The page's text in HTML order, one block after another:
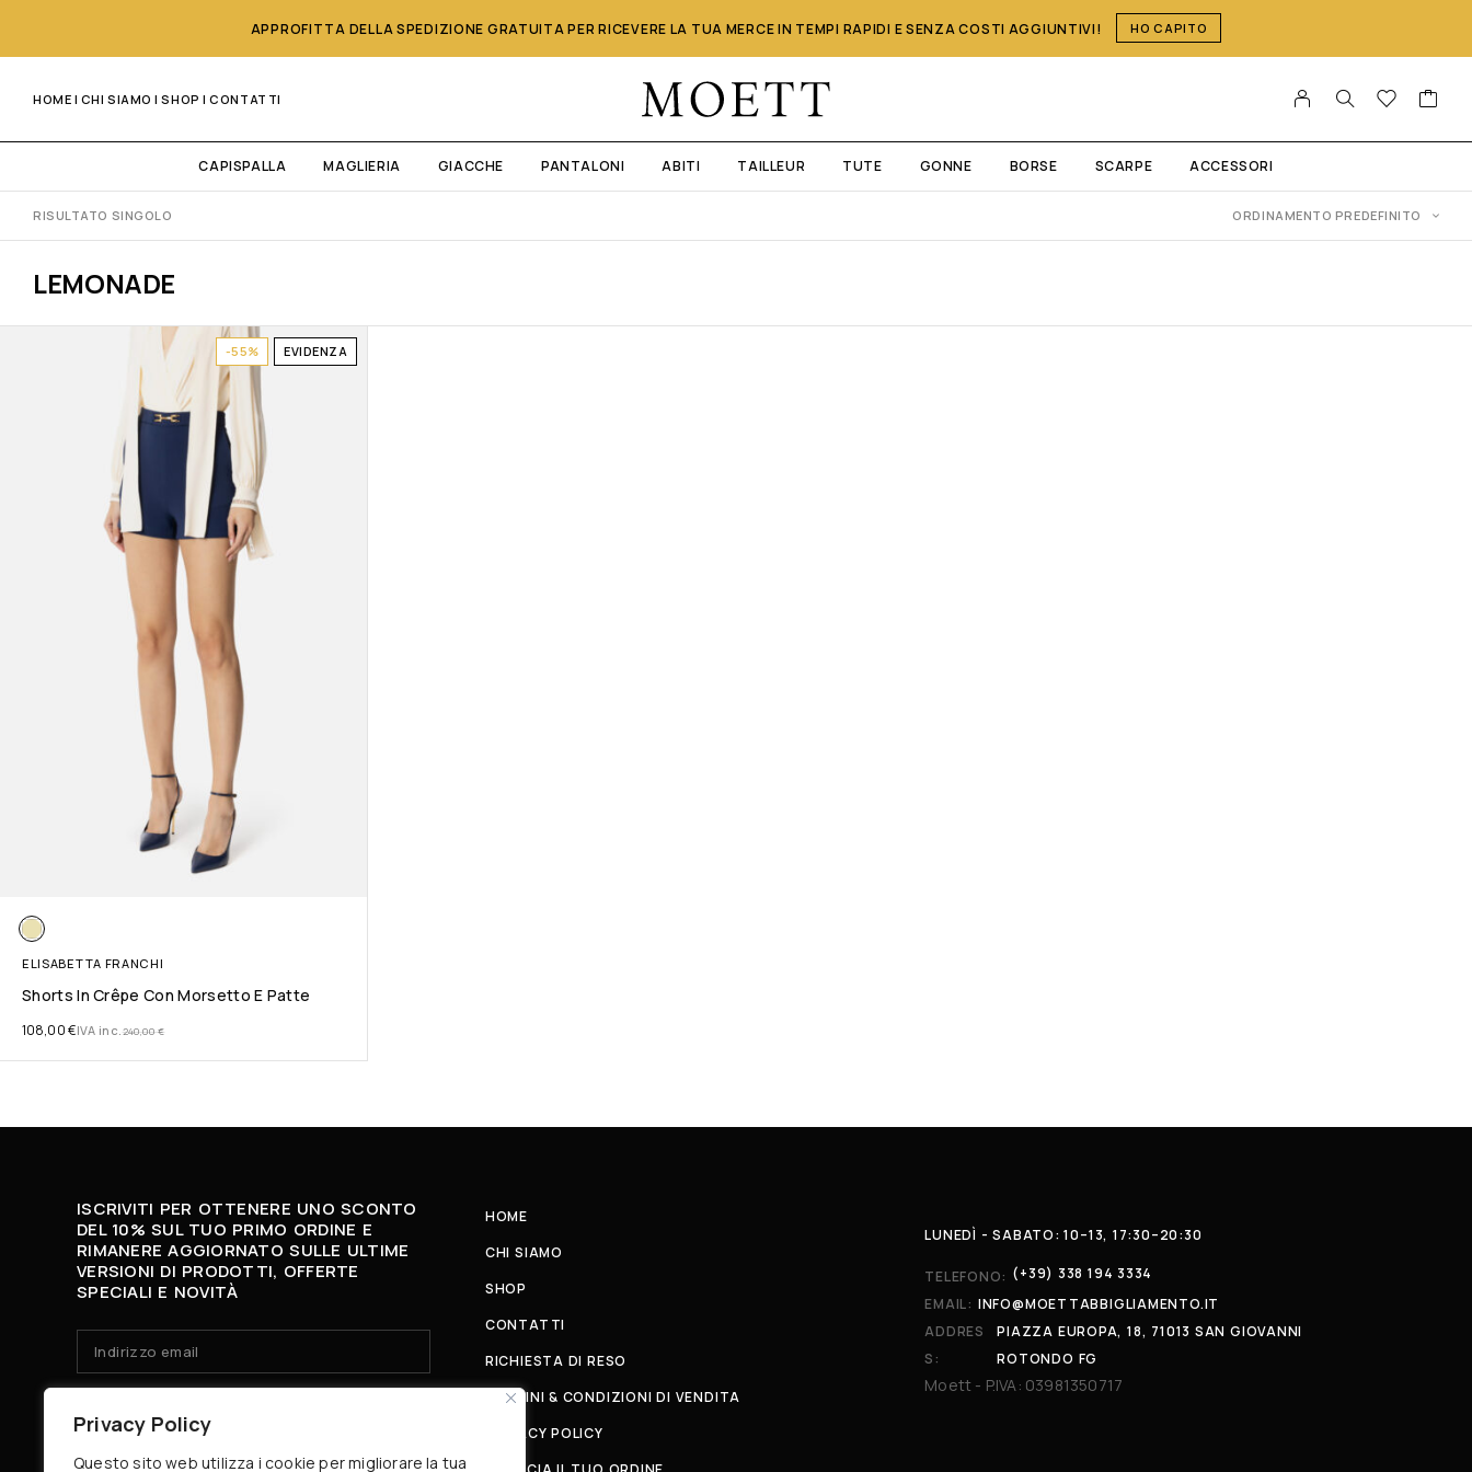
Privacy Policy
Questo sito web utilizza i cookie per migliorare la tua
APPROFITTA DELLA SPEDIZIONE GRATUITA PER RICEVERE LA TUA MERCE IN TEMPI RAPIDI E SENZA COSTI AGGIUNTIVI! HO CAPITO
HOME | CHI SIAMO |SHOP |CONTATTI
CAPISPALLA MAGLIERIA GIACCHE PANTALONI ABITI TAILLEUR TUTE GONNE BORSE SCARPE ACCESSORI
RISULTATO SINGOLO ORDINAMENTO PREDEFINITO
LEMONADE
EVIDENZA
-55%
ELISABETTA FRANCHI
Shorts In Crêpe Con Morsetto E Patte
240,00€
108,00€IVA inc.
ISCRIVITI PER OTTENERE UNO SCONTO
DEL 10% SUL TUO PRIMO ORDINE E
RIMANERE AGGIORNATO SULLE ULTIME
VERSIONI DI PRODOTTI, OFFERTE
SPECIALI E NOVITÀ
HOME
CHI SIAMO
SHOP
CONTATTI
RICHIESTA DI RESO
TERMINI & CONDIZIONI DI VENDITA
PRIVACY POLICY
LUNEDÌ - SABATO: 10–13, 17:30–20:30
TELEFONO: (+39) 338 194 3334
EMAIL: INFO@MOETTABBIGLIAMENTO.IT
ADDRES
S:
PIAZZA EUROPA, 18, 71013 SAN GIOVANNI
ROTONDO FG
Moett - P.IVA: 03981350717